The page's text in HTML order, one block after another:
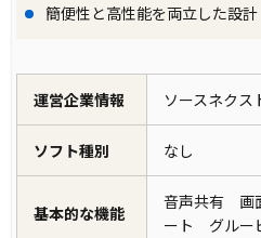
簡便性と高性能を両立した設計
運営企業情報 ソースネクス
ソフト種別 なし
基本的な機能
音声共有 画
ート グルー